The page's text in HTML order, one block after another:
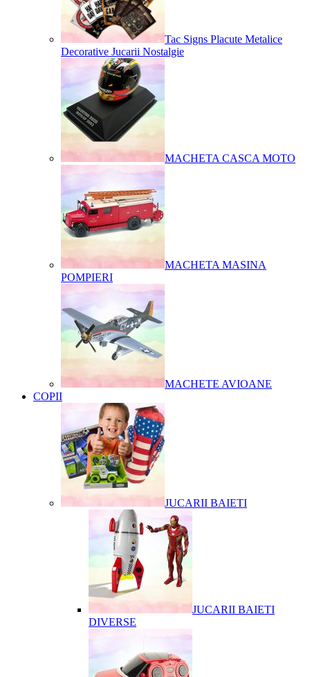
Tac Signs Placute Metalice
Decorative Jucarii Nostalgie
MACHETA CASCA MOTO
MACHETA MASINA
POMPIERI
MACHETE AVIOANE
COPII
JUCARII BAIETI
JUCARII BAIETI
DIVERSE